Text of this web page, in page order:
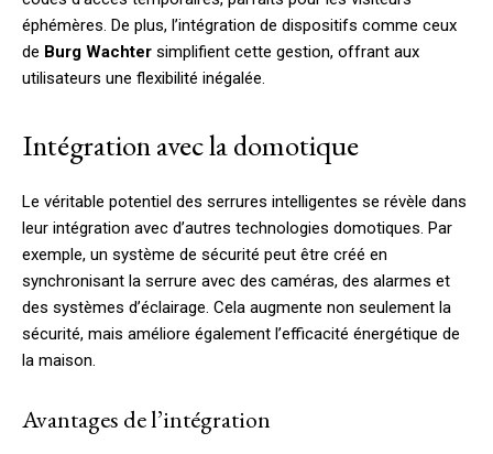
éphémères. De plus, l’intégration de dispositifs comme ceux
de Burg Wachter simplifient cette gestion, offrant aux
utilisateurs une flexibilité inégalée.
Intégration avec la domotique
Le véritable potentiel des serrures intelligentes se révèle dans
leur intégration avec d’autres technologies domotiques. Par
exemple, un système de sécurité peut être créé en
synchronisant la serrure avec des caméras, des alarmes et
des systèmes d’éclairage. Cela augmente non seulement la
sécurité, mais améliore également l’efficacité énergétique de
la maison.
Avantages de l’intégration